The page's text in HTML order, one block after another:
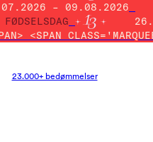
– 09.08.2026
FØDSELSDAG
<SPAN
23.000+ bedømmelser